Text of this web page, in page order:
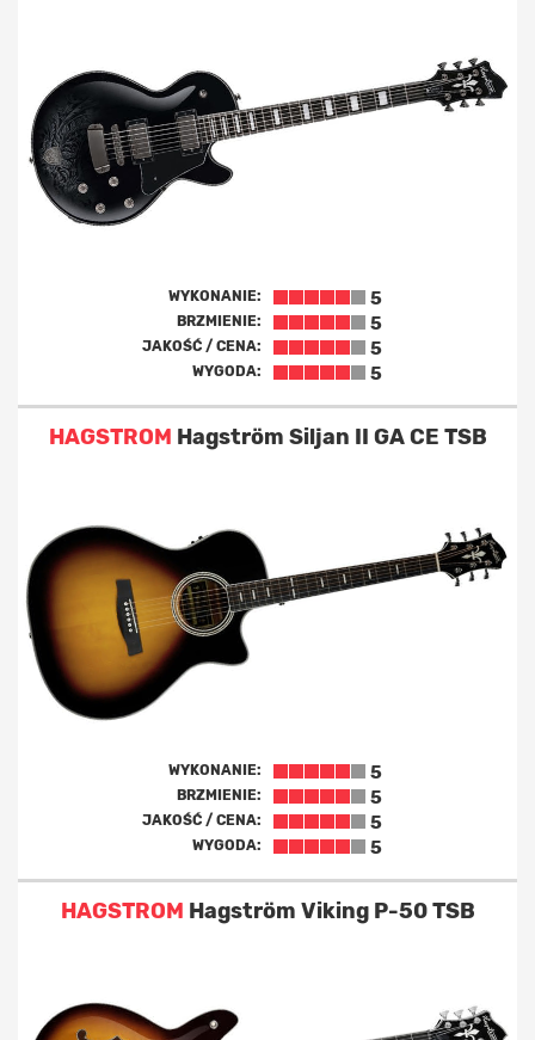
WYKONANIE: 5
BRZMIENIE: 5
JAKOŚĆ / CENA: 5
WYGODA: 5
HAGSTROM Hagström Siljan II GA CE TSB
WYKONANIE: 5
BRZMIENIE: 5
JAKOŚĆ / CENA: 5
WYGODA: 5
HAGSTROM Hagström Viking P-50 TSB